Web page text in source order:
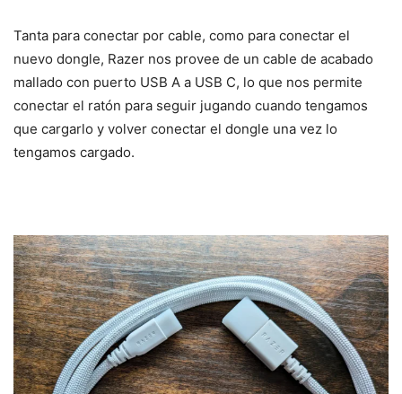
Tanta para conectar por cable, como para conectar el
nuevo dongle, Razer nos provee de un cable de acabado
mallado con puerto USB A a USB C, lo que nos permite
conectar el ratón para seguir jugando cuando tengamos
que cargarlo y volver conectar el dongle una vez lo
tengamos cargado.